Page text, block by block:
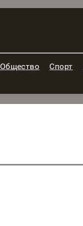
Общество Спорт